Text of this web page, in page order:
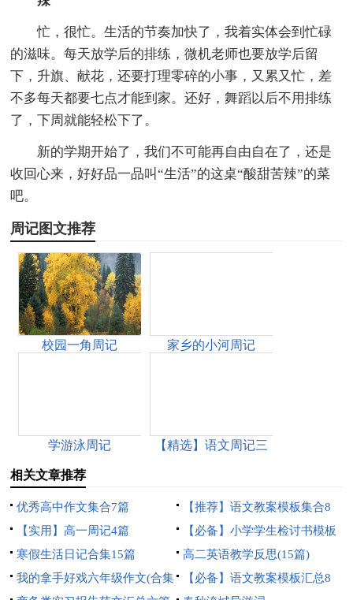
忙，很忙。生活的节奏加快了，我着实体会到忙碌
的滋味。每天放学后的排练，微机老师也要放学后留
下，升旗、献花，还要打理零碎的小事，又累又忙，差
不多每天都要七点才能到家。还好，舞蹈以后不用排练
了，下周就能轻松下了。
新的学期开始了，我们不可能再自由自在了，还是
收回心来，好好品一品叫“生活”的这桌“酸甜苦辣”的菜
吧。
周记图文推荐
校园一角周记 家乡的小河周记
学游泳周记
【精选】语文周记三
相关文章推荐
优秀高中作文集合7篇
【推荐】语文教案模板集合8
篇
【实用】高一周记4篇
【必备】小学学生检讨书模板
集锦9篇
寒假生活日记合集15篇
高二英语教学反思(15篇)
我的拿手好戏六年级作文(合集
【必备】语文教案模板汇总8